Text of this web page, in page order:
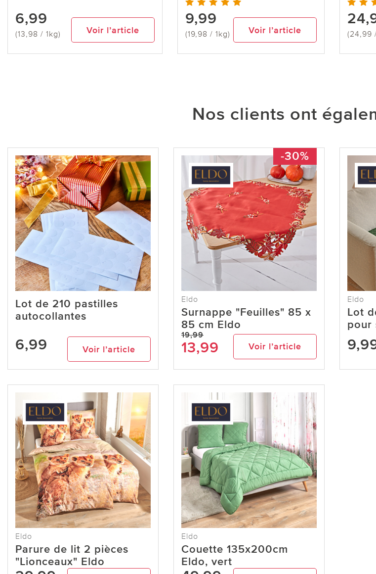
6,99
(13,98 / 1kg) Voir l’article
9,99
(19,98 / 1kg) Voir l’article (24,99
Nos clients ont
Lot de 210 pastilles
autocollantes
6,99 Voir l’article
-30%
Eldo
Surnappe "Feuilles" 85 x
85 cm Eldo
19,99
13,99 Voir l’article
Eldo
Lot
pour
Eldo
Parure de lit 2 pièces
"Lionceaux" Eldo
Eldo
Couette 135x200cm
Eldo, vert